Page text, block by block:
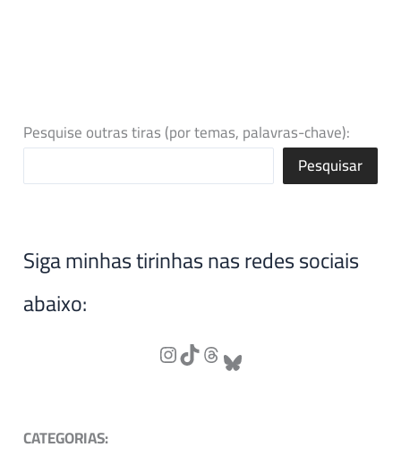
Pesquise outras tiras (por temas, palavras-chave):
Pesquisar
Siga minhas tirinhas nas redes sociais
abaixo:
CATEGORIAS: